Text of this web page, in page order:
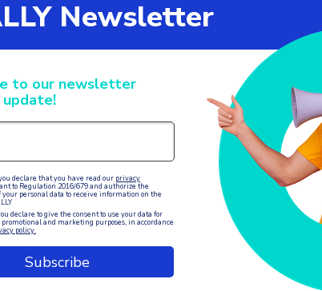
Caso práctico: Uso de XCALLY para
gestionar el Centro de Contacto de una
ONG internacional
La gestión eficiente de un centro de contacto es crucial
para garantizar un servicio al cliente de alta calidad.
INGOempresa de prestaciones que forma parte del
mismo holding que XCALLY, Technesy Spa, ha optado